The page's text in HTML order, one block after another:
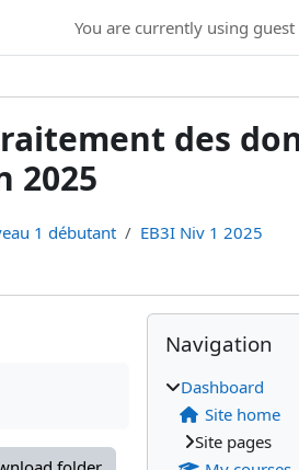
You are currently using guest
des
2025
1 débutant
EB3I Niv 1 2025
Blocks
Skip Navigation
Navigation
Dashboard
Site home
Site pages